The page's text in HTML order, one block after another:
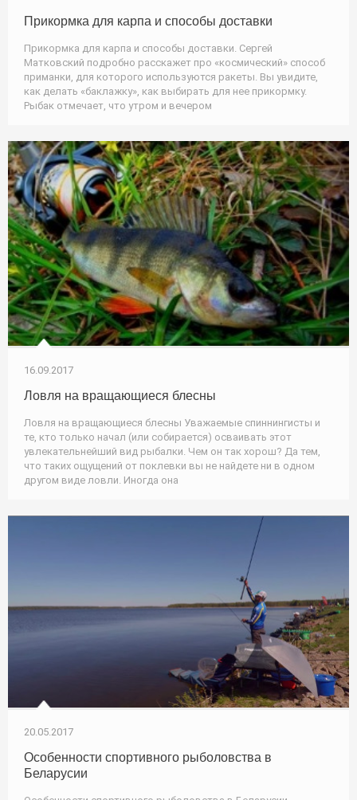
Прикормка для карпа и способы доставки
Прикормка для карпа и способы доставки. Сергей
Матковский подробно расскажет про «космический» способ
приманки, для которого используются ракеты. Вы увидите,
как делать «баклажку», как выбирать для нее прикормку.
Рыбак отмечает, что утром и вечером
16.09.2017
Ловля на вращающиеся блесны
Ловля на вращающиеся блесны Уважаемые спиннингисты и
те, кто только начал (или собирается) осваивать этот
увлекательнейший вид рыбалки. Чем он так хорош? Да тем,
что таких ощущений от поклевки вы не найдете ни в одном
другом виде ловли. Иногда она
20.05.2017
Особенности спортивного рыболовства в
Беларусии